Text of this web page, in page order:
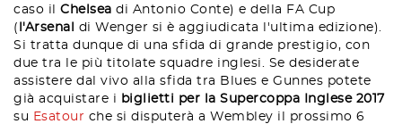
caso il Chelsea di Antonio Conte) e della FA Cup
( l'Arsenal
di Wenger si è aggiudicata l'ultima edizione).
Si tratta dunque di una sfida di grande prestigio, con
due tra le più titolate squadre inglesi. Se desiderate
assistere dal vivo alla sfida tra Blues e Gunnes potete
già acquistare i
biglietti per la Supercoppa Inglese 2017
su Esatour che si disputerà a Wembley il prossimo 6